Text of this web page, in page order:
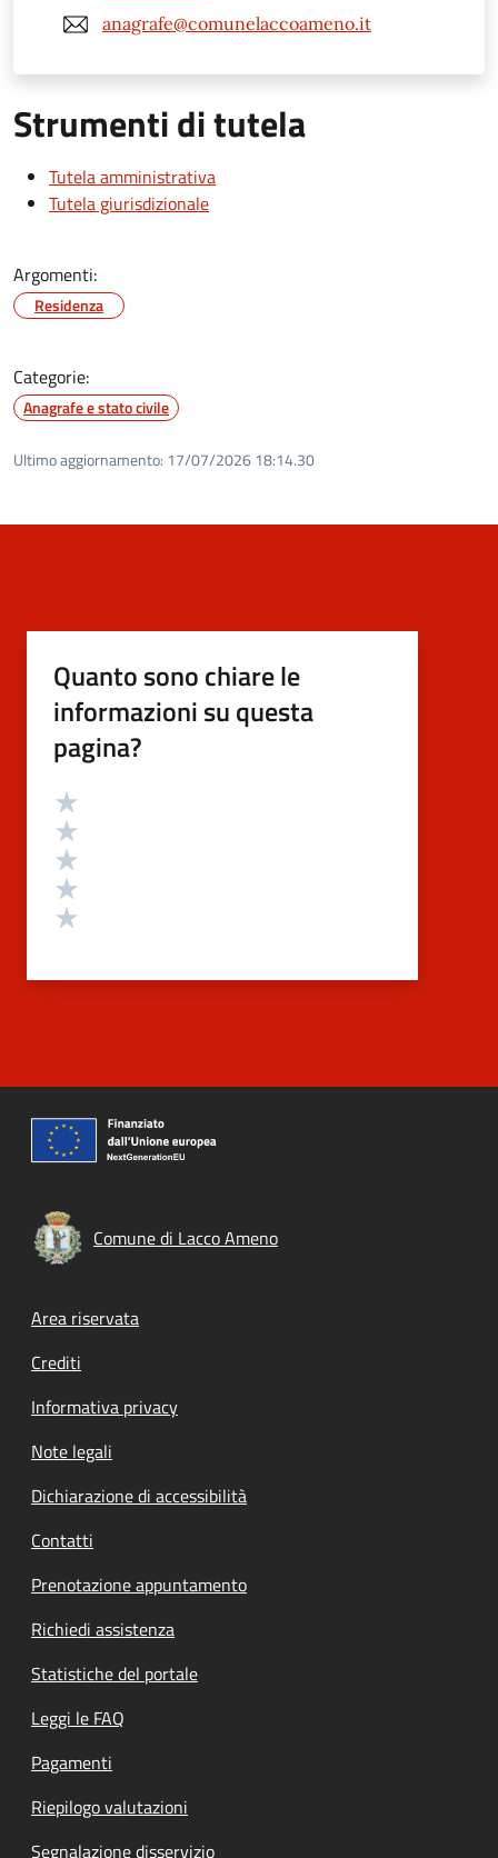
anagrafe@comunelaccoameno.it
Strumenti di tutela
Tutela amministrativa
Tutela giurisdizionale
Argomenti:
Residenza
Categorie:
Anagrafe e stato civile
Ultimo aggiornamento: 17/07/2026 18:14.30
Quanto sono chiare le
informazioni su questa
pagina?
Valutazione
Comune di Lacco Ameno
Footer menu
Area riservata
Crediti
Informativa privacy
Note legali
Dichiarazione di accessibilità
Contatti
Prenotazione appuntamento
Richiedi assistenza
Statistiche del portale
Leggi le FAQ
Pagamenti
Riepilogo valutazioni
Segnalazione disservizio